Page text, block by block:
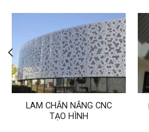
LAM CHẮN NẮNG CNC
TẠO HÌNH